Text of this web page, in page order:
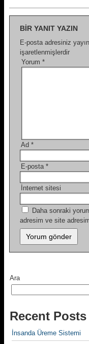
BIR YANIT YAZIN
E-posta adresiniz
işaretlenmişlerdir
Yorum *
Ad *
E-posta *
İnternet sitesi
Daha sonraki
adresim ve site
Ara
Recent Posts
İnsanda Üreme Sistemi